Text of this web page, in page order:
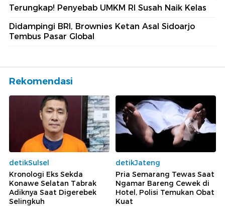
Terungkap! Penyebab UMKM RI Susah Naik Kelas
Didampingi BRI, Brownies Ketan Asal Sidoarjo
Tembus Pasar Global
Rekomendasi
detikSulsel
Kronologi Eks Sekda
Konawe Selatan Tabrak
Adiknya Saat Digerebek
Selingkuh
detikJateng
Pria Semarang Tewas Saat
Ngamar Bareng Cewek di
Hotel, Polisi Temukan Obat
Kuat